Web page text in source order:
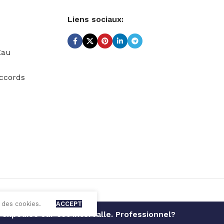
sur cet intervalle. Professionnel?
Liens sociaux:
cookies. ACCEPT